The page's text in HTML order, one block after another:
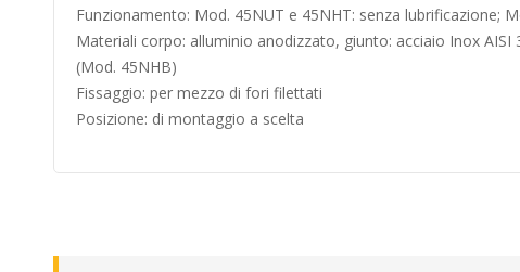
Funzionamento: Mod. 45NUT e 45NHT: senza lubrificazione;
Materiali corpo: alluminio anodizzato, giunto: acciaio Inox
(Mod. 45NHB)
Fissaggio: per mezzo di fori filettati
Posizione: di montaggio a scelta